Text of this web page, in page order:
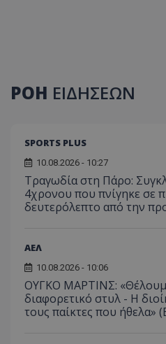
ΡΟΗ ΕΙΔΗΣΕΩΝ
SPORTS PLUS
10.08.2026 - 10:27
Τραγωδία στη Πάρο:
4χρονου που πνίγηκε σε
δευτερόλεπτο από την
ΑΕΛ
10.08.2026 - 10:06
ΟΥΓΚΟ ΜΑΡΤΙΝΣ:
διαφορετικό στυλ - Η
τους παίκτες που ήθελα»